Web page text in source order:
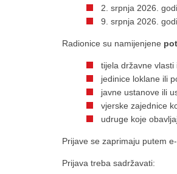
2. srpnja 2026.
9. srpnja 2026.
Radionice su namijenjene
tijela državne vlasti
jedinice loklane ili
javne ustanove ili
vjerske zajednice
udruge koje
Prijave se zaprimaju putem
Prijava treba sadržavati: